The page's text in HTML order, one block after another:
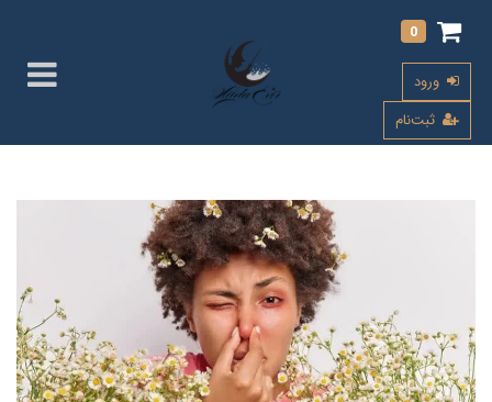
0
ورود
ثبت‌نام